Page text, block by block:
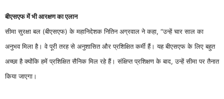
बीएसएफ में भी आरक्षण का एलान
सीमा सुरक्षा बल (बीएसएफ) के महानिदेशक नितिन अग्रवाल ने कहा, “उन्हें चार साल का
अनुभव मिला है। वे पूरी तरह से अनुशासित और प्रशिक्षित कर्मी हैं। यह बीएसएफ के लिए बहुत
अच्छा है क्योंकि हमें प्रशिक्षित सैनिक मिल रहे हैं। संक्षिप्त प्रशिक्षण के बाद, उन्हें सीमा पर तैनात
किया जाएगा।